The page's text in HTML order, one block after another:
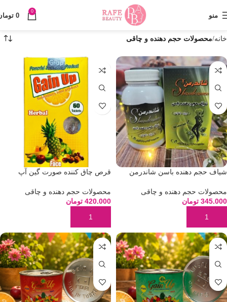
منو
0
0
خانه محصولات حجم دهنده و چاقی
شیاف حجم دهنده باسن شاندرمن
محصولات حجم دهنده و چاقی
345.000 تومان
افزودن به سبد خرید
قرص چاق کننده صورت گین آپ
محصولات حجم دهنده و چاقی
420.000 تومان
افزودن به سبد خرید